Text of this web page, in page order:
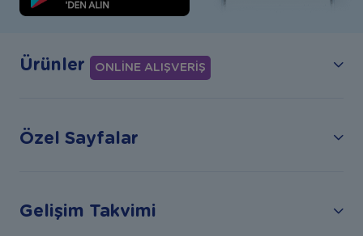
Ürünler ONLİNE ALIŞVERİŞ
Özel Sayfalar
Gelişim Takvimi